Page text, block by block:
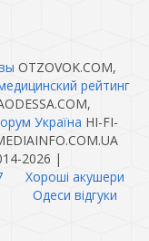
OTZOVOK.COM,
рейтинг
Україна HI-FI-
2026 |
Хороші акушери
Одеси відгуки